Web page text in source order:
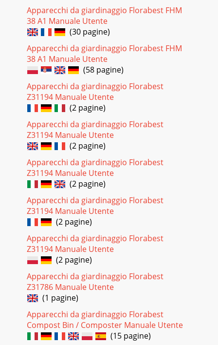
Apparecchi da giardinaggio Florabest FHM
38 A1 Manuale Utente
(30 pagine)
Apparecchi da giardinaggio Florabest FHM
38 A1 Manuale Utente
(58 pagine)
Apparecchi da giardinaggio Florabest
Z31194 Manuale Utente
(2 pagine)
Apparecchi da giardinaggio Florabest
Z31194 Manuale Utente
(2 pagine)
Apparecchi da giardinaggio Florabest
Z31194 Manuale Utente
(2 pagine)
Apparecchi da giardinaggio Florabest
Z31194 Manuale Utente
(2 pagine)
Apparecchi da giardinaggio Florabest
Z31194 Manuale Utente
(2 pagine)
Apparecchi da giardinaggio Florabest
Z31786 Manuale Utente
(1 pagine)
Apparecchi da giardinaggio Florabest
Compost Bin / Composter Manuale Utente
(15 pagine)